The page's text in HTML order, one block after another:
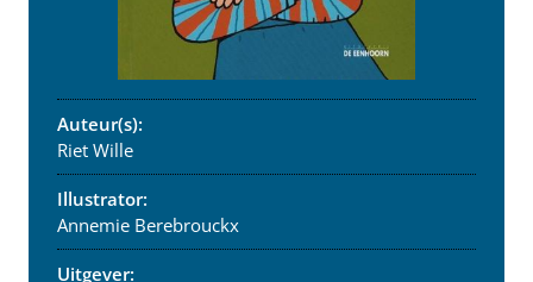
Auteur(s):
Riet Wille
Illustrator:
Annemie Berebrouckx
Uitgever: